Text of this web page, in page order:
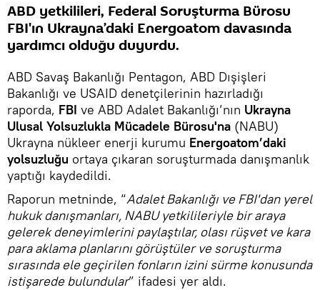
ABD yetkilileri, Federal Soruşturma Bürosu
FBI'ın Ukrayna’daki Energoatom davasında
yardımcı olduğu duyurdu.
ABD Savaş Bakanlığı Pentagon, ABD Dışişleri
Bakanlığı ve USAID denetçilerinin hazırladığı
raporda, FBI ve ABD Adalet Bakanlığı’nın Ukrayna
Ulusal Yolsuzlukla Mücadele Bürosu'na (NABU)
Ukrayna nükleer enerji kurumu Energoatom’daki
yolsuzluğu ortaya çıkaran soruşturmada danışmanlık
yaptığı kaydedildi.
Raporun metninde, “Adalet Bakanlığı ve FBI'dan yerel
hukuk danışmanları, NABU yetkilileriyle bir araya
gelerek deneyimlerini paylaştılar, olası rüşvet ve kara
para aklama planlarını görüştüler ve soruşturma
sırasında ele geçirilen fonların izini sürme konusunda
istişarede bulundular” ifadesi yer aldı.